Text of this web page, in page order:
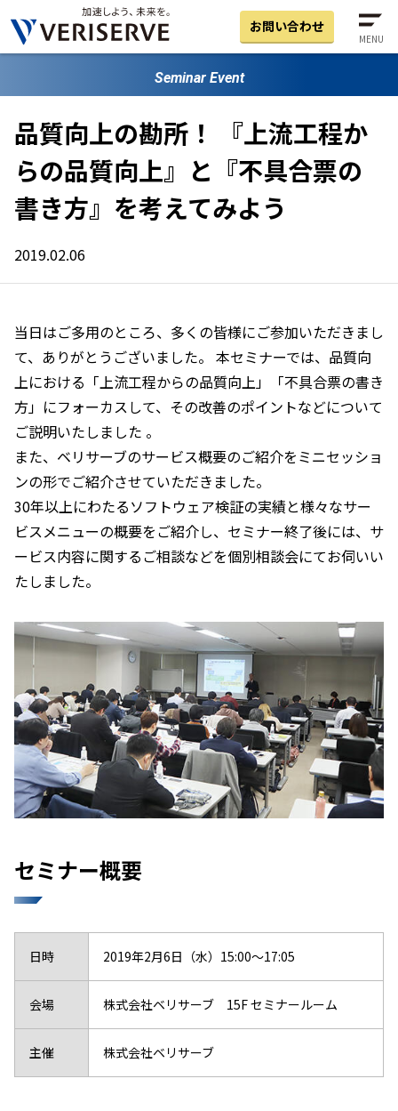
お問い合わせ
MENU
Seminar Event
品質向上の勘所！ 『上流工程か
らの品質向上』と『不具合票の
書き方』を考えてみよう
2019.02.06
当日はご多用のところ、多くの皆様にご参加いただきまし
て、ありがとうございました。 本セミナーでは、品質向
上における「上流工程からの品質向上」「不具合票の書き
方」にフォーカスして、その改善のポイントなどについて
ご説明いたしました 。
また、ベリサーブのサービス概要のご紹介をミニセッショ
ンの形でご紹介させていただきました。
30年以上にわたるソフトウェア検証の実績と様々なサー
ビスメニューの概要をご紹介し、セミナー終了後には、サ
ービス内容に関するご相談などを個別相談会にてお伺いい
たしました。
セミナー概要
日時 2019年2月6日（水）15:00～17:05
会場 株式会社ベリサーブ 15F セミナールーム
主催 株式会社ベリサーブ